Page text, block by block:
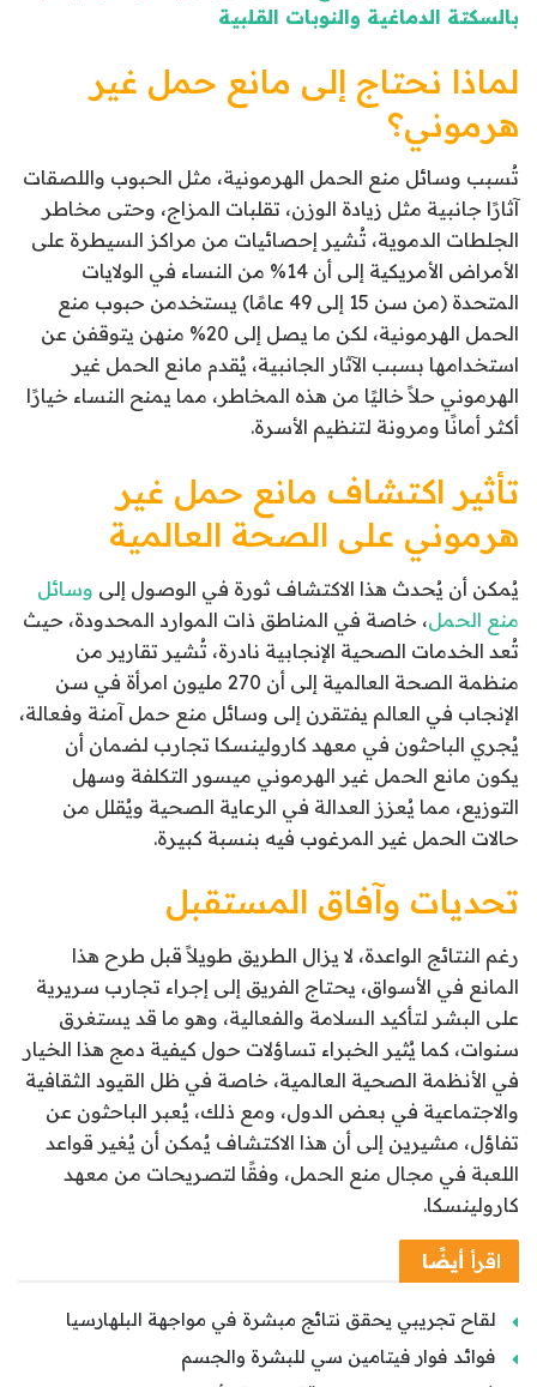
بالسكتة الدماغية والنوبات القلبية
لماذا نحتاج إلى مانع حمل غير
هرموني؟
تُسبب وسائل منع الحمل الهرمونية، مثل الحبوب واللصقات
آثارًا جانبية مثل زيادة الوزن، تقلبات المزاج، وحتى مخاطر
الجلطات الدموية، تُشير إحصائيات من مراكز السيطرة على
الأمراض الأمريكية إلى أن 14% من النساء في الولايات
المتحدة (من سن 15 إلى 49 عامًا) يستخدمن حبوب منع
الحمل الهرمونية، لكن ما يصل إلى 20% منهن يتوقفن عن
استخدامها بسبب الآثار الجانبية، يُقدم مانع الحمل غير
الهرموني حلاً خاليًا من هذه المخاطر، مما يمنح النساء خيارًا
أكثر أمانًا ومرونة لتنظيم الأسرة.
تأثير اكتشاف مانع حمل غير
هرموني على الصحة العالمية
يُمكن أن يُحدث هذا الاكتشاف ثورة في الوصول إلى وسائل
منع الحمل، خاصة في المناطق ذات الموارد المحدودة، حيث
تُعد الخدمات الصحية الإنجابية نادرة، تُشير تقارير من
منظمة الصحة العالمية إلى أن 270 مليون امرأة في سن
الإنجاب في العالم يفتقرن إلى وسائل منع حمل آمنة وفعالة،
يُجري الباحثون في معهد كارولينسكا تجارب لضمان أن
يكون مانع الحمل غير الهرموني ميسور التكلفة وسهل
التوزيع، مما يُعزز العدالة في الرعاية الصحية ويُقلل من
حالات الحمل غير المرغوب فيه بنسبة كبيرة.
تحديات وآفاق المستقبل
رغم النتائج الواعدة، لا يزال الطريق طويلاً قبل طرح هذا
المانع في الأسواق، يحتاج الفريق إلى إجراء تجارب سريرية
على البشر لتأكيد السلامة والفعالية، وهو ما قد يستغرق
سنوات، كما يُثير الخبراء تساؤلات حول كيفية دمج هذا الخيار
في الأنظمة الصحية العالمية، خاصة في ظل القيود الثقافية
والاجتماعية في بعض الدول، ومع ذلك، يُعبر الباحثون عن
تفاؤل، مشيرين إلى أن هذا الاكتشاف يُمكن أن يُغير قواعد
اللعبة في مجال منع الحمل، وفقًا لتصريحات من معهد
كارولينسكا.
اقرأ أيضًا
لقاح تجريبي يحقق نتائج مبشرة في مواجهة البلهارسيا
فوائد فوار فيتامين سي للبشرة والجسم